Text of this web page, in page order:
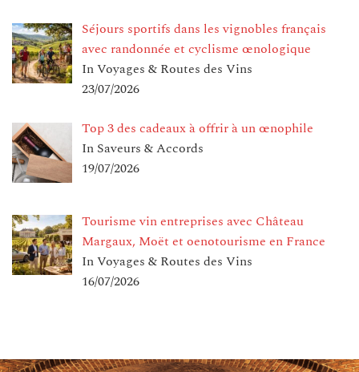
Séjours sportifs dans les vignobles français
avec randonnée et cyclisme œnologique
In Voyages & Routes des Vins
23/07/2026
Top 3 des cadeaux à offrir à un œnophile
In Saveurs & Accords
19/07/2026
Tourisme vin entreprises avec Château
Margaux, Moët et oenotourisme en France
In Voyages & Routes des Vins
16/07/2026